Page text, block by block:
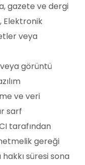
gazete ve dergi
Elektronik
veya
görüntü
ve veri
sarf
tarafından
gereği
süresi sona